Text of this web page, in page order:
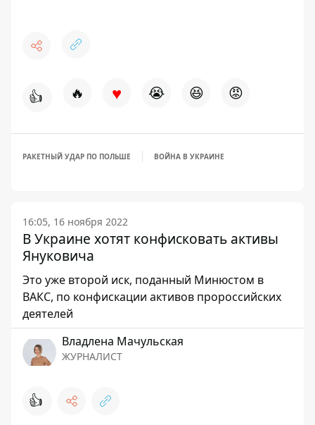
👍 🔥 ♥ 😭 😆 😡
РАКЕТНЫЙ УДАР ПО ПОЛЬШЕ ВОЙНА В УКРАИНЕ
16:05, 16 ноября 2022
В Украине хотят конфисковать активы
Януковича
Это уже второй иск, поданный Минюстом в
ВАКС, по конфискации активов пророссийских
деятелей
Владлена Мачульская
ЖУРНАЛИСТ
👍